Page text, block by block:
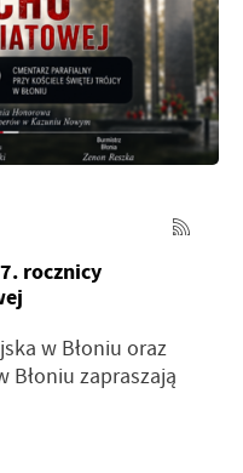
rocznicy
w Błoniu oraz
Błoniu zapraszają